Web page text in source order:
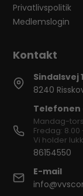
Privatlivspolitik
Medlemslogin
Sindalsvej
8240
Telefonen
Mandag-
Fredag: 8.00
Vi holder
86154550
E-mail